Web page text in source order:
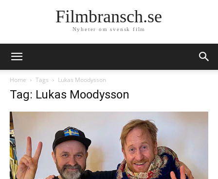
Filmbransch.se
Nyheter om svensk film
Home Tags Lukas Moodysson
Tag: Lukas Moodysson